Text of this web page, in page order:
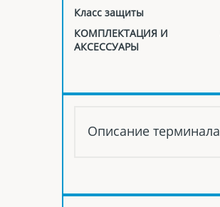
Класс защиты
КОМПЛЕКТАЦИЯ И
АКСЕССУАРЫ
Описание терминала